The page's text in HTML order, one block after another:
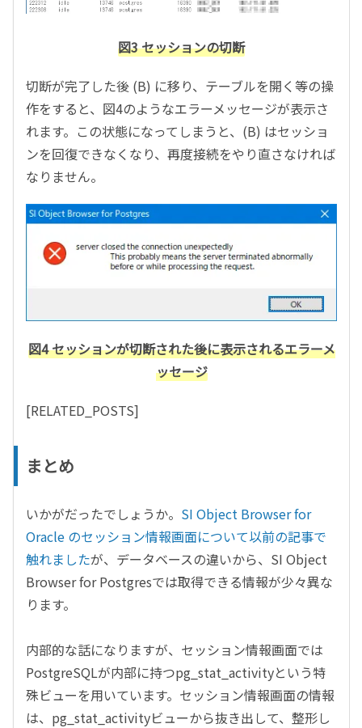
図3 セッションの切断
切断が完了した後 (B) に移り、テーブルを開く等の操
作をすると、図4のようなエラーメッセージが表示さ
れます。この状態になってしまうと、(B) はセッショ
ンを回復できなくなり、再度接続をやり直さなければ
なりません。
図4 セッションが切断された後に表示されるエラーメ
ッセージ
[RELATED_POSTS]
まとめ
いかがだったでしょうか。 SI Object Browser for
Oracle のセッション情報画面について以前の記事で
触れましたが、データベースの違いから、SI Object
Browser for Postgresでは取得できる情報が少々異な
ります。
内部的な話になりますが、セッション情報画面では
PostgreSQLが内部に持つpg_stat_activityという特
殊ビューを用いています。セッション情報画面の情報
は、pg_stat_activityビューから抜き出して、整形し